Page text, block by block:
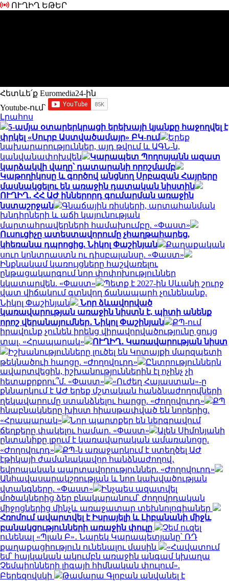
ՈՒՂԻՂ ԵԹԵՐ
Հետևե՛ք Euromedia24-ին
Youtube-ում`
Լրահոս
5-ամյա օտարերկրացի երեխայի կյանքը հաջողվել է
փրկել «Սուրբ Աստվածամայր» ԲԿ-ում
Երեք
նախարարություններ, այդ թվում և ԱԳՆ-ն,
կանվանափոխվեն
Կարապետ Պողոսյանն ազատ
կարձակվի վաղը՝ դատարանի որոշմամբ
Կաթողիկոսը և գործով անցնող Սրբազան Հայրերը
մասնակցելու են առաջին դատական նիստին
ՈՒՂԻՂ․ ՀՀ ԱԺ իններորդ գումարման առաջին
նստաշրջան
Գնաճային ռիսկերի, արտահանման
խնդիրների և աճի կայունության
մարտահրավերների համախումբը. «Փաստ»
Ուսուցիչը ատեստավորումը չհաղթահարեց,
կհեռանա դպրոցից. Նիկոլ Փաշինյան
Քաղաքական
սուր կոնտրաստն ու դիսբալանսը. «Փաստ»
Ինքնակամ կառույցները հաշվառելու
ընթացակարգում նոր փոփոխություններ
կկատարվեն. «Փաստ»
Պետք է 2027-ին Սևանի շուրջ
վատ վիճակում գտնվող ճանապարհ չունենանք.
Նիկոլ Փաշինյան
Նոր ձևավորված
կառավարության առաջին նիստն է, պիտի անենք
որոշ վերանայումներ․ Նիկոլ Փաշինյան
ՔՊ-ում
իրավունք չունեն իրենց վիրավորվածությունը ցույց
տալ. «Հրապարակ»
ՈՒՂԻՂ․ Կառավարության նիստ
Իշխանությունները լուծել են Կոտայքի մարզպետի
թեկնածուի հարցը. «Ժողովուրդ»
Ընտրություններն
ավարտվեցին, իշխանություններին էլ ոչինչ չի
հետաքրքրու՞մ. «Փաստ»
«Ուժեղ Հայաստան»-ը
քննարկում է ԱԺ երեք մշտական հանձնաժողովների
ղեկավարումը ստանձնելու հարցը. «Ժողովուրդ»
ՔՊ
հնաբնակները խիստ հիասթափված են նորերից.
«Հրապարակ»
Նոր պարտքեր են ներգրավում
ճեղքերը փակելու համար. «Փաստ»
Ալեն Սիմոնյանի
ընտանիքը լքում է կառավարական ամառանոցը.
«Ժողովուրդ»
ՔՊ-ն առաջարկում է ստեղծել ԱԺ
էթիկայի ժամանակավոր հանձնաժողով․
եվրոպական պարտավորություններ. «Ժողովուրդ»
Անհավասարակշռության և նոր կախվածության
վտանգները. «Փաստ»
Ինչպես ազատվել
մոծակներից ձեր բնակարանում՝ ժողովրդական
միջոցներից մինչև առաջատար տեխնոլոգիաներ
Հռոմում ավարտվել է Իսրայելի և Լիբանանի միջև
բանակցությունների առաջին փուլը
Չեմ ուզել
ունենալ «Պլան Բ»․ Նարեկ Կարապետյանը՝ ՌԴ
քաղաքացիություն ունենալու մասին
«Հավատում
եմ՝ հայկական ակումբն առաջին անգամ կխաղա
Չեմպիոնների լիգայի հիմնական փուլում».
Բերեզովսկի
Թամարա Գլոբան անվանել է